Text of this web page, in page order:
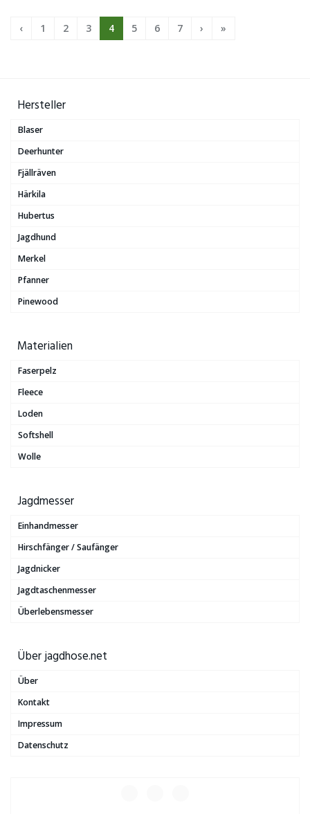
‹ 1 2 3 4 5 6 7 › »
Hersteller
Blaser
Deerhunter
Fjällräven
Härkila
Hubertus
Jagdhund
Merkel
Pfanner
Pinewood
Materialien
Faserpelz
Fleece
Loden
Softshell
Wolle
Jagdmesser
Einhandmesser
Hirschfänger / Saufänger
Jagdnicker
Jagdtaschenmesser
Überlebensmesser
Über jagdhose.net
Über
Kontakt
Impressum
Datenschutz